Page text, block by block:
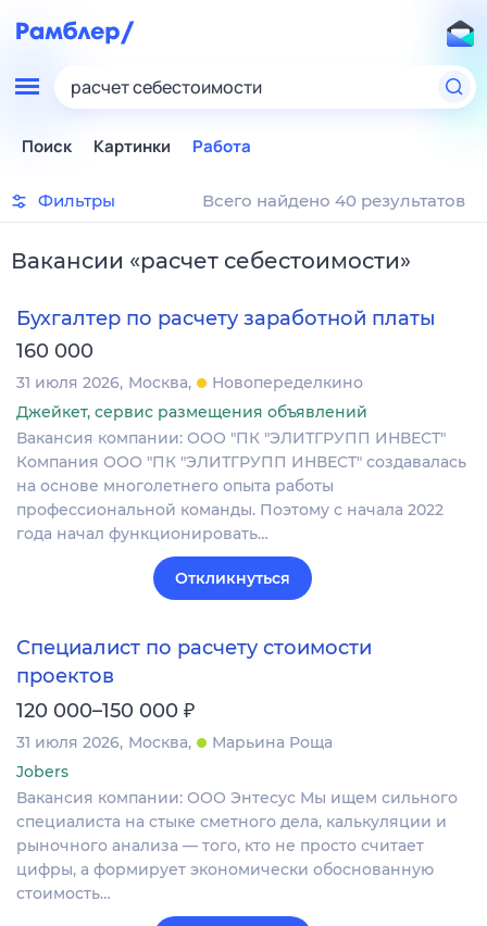
расчет себестоимости
Поиск Картинки Работа
Фильтры Всего найдено 40 результатов
Вакансии «расчет себестоимости»
Бухгалтер по расчету заработной платы
160 000
31 июля 2026 Москва
Новопеределкино
Джейкет, сервис размещения объявлений
Вакансия компании: ООО "ПК "ЭЛИТГРУПП ИНВЕСТ"
Компания ООО "ПК "ЭЛИТГРУПП ИНВЕСТ" создавалась
на основе многолетнего опыта работы
профессиональной команды. Поэтому с начала 2022
года начал функционировать…
Откликнуться
Специалист по расчету стоимости
проектов
120 000–150 000 ₽
31 июля 2026 Москва
Марьина Роща
Jobers
Вакансия компании: ООО Энтесус Мы ищем сильного
специалиста на стыке сметного дела, калькуляции и
рыночного анализа — того, кто не просто считает
цифры, а формирует экономически обоснованную
стоимость…